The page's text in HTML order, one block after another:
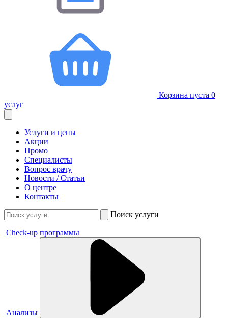
Корзина пуста 0
услуг
Услуги и цены
Акции
Промо
Специалисты
Вопрос врачу
Новости / Статьи
О центре
Контакты
Поиск услуги
Check-up программы
Анализы